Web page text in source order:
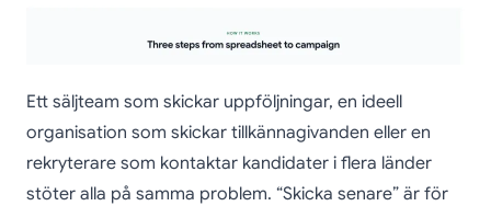
Ett säljteam som skickar uppföljningar, en ideell
organisation som skickar tillkännagivanden eller en
rekryterare som kontaktar kandidater i flera länder
stöter alla på samma problem. “Skicka senare” är för